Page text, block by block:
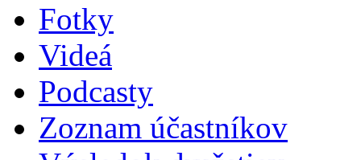
Fotky
Videá
Podcasty
Zoznam účastníkov